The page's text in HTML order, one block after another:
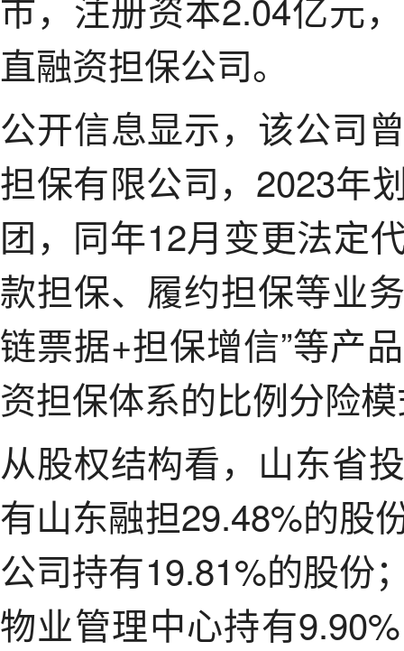
直融资担保公司。
公开信息显示，该公司
担保有限公司，2023年
团，同年12月变更法定
款担保、履约担保等业
链票据+担保增信”等产
资担保体系的比例分险
从股权结构看，山东省
有山东融担29.48%的股
公司持有19.81%的股份
物业管理中心持有